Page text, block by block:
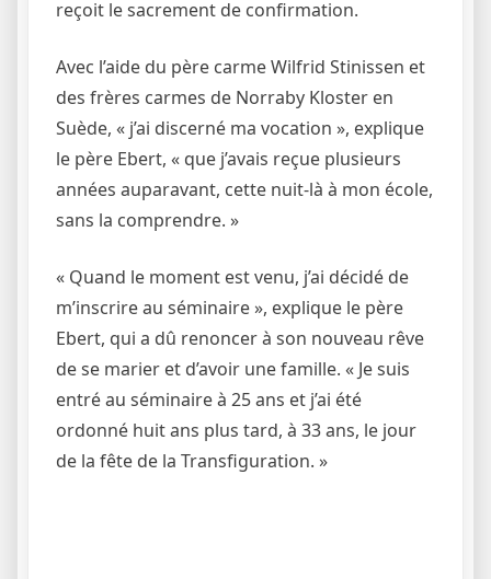
reçoit le sacrement de confirmation.
Avec l’aide du père carme Wilfrid Stinissen et
des frères carmes de Norraby Kloster en
Suède, « j’ai discerné ma vocation », explique
le père Ebert, « que j’avais reçue plusieurs
années auparavant, cette nuit-là à mon école,
sans la comprendre. »
« Quand le moment est venu, j’ai décidé de
m’inscrire au séminaire », explique le père
Ebert, qui a dû renoncer à son nouveau rêve
de se marier et d’avoir une famille. « Je suis
entré au séminaire à 25 ans et j’ai été
ordonné huit ans plus tard, à 33 ans, le jour
de la fête de la Transfiguration. »